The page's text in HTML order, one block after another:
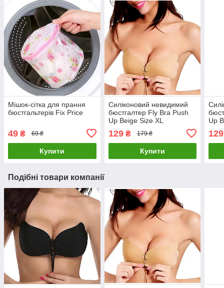
Мішок-сітка для прання
бюстгальтерів Fix Price
49 ₴ 69 ₴
Купити
Силіконовий невидимий
бюстгалтер Fly Bra Рush
Up Beigе Size XL
129₴ 179 ₴
Купити
Up
129
Подібні товари компанії